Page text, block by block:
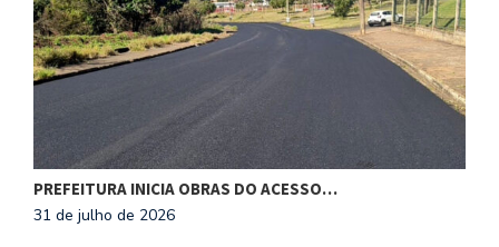
PREFEITURA INICIA OBRAS DO ACESSO…
31 de julho de 2026